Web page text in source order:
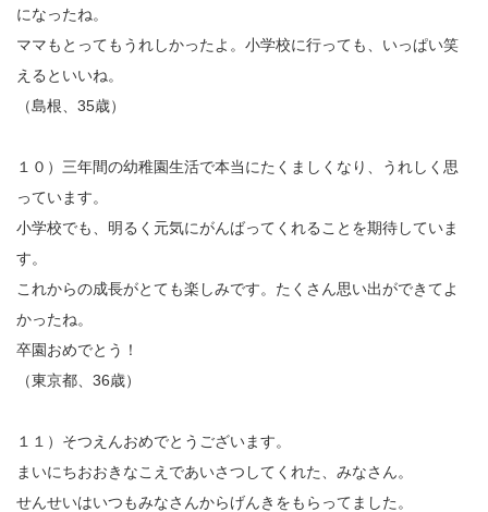
になったね。
ママもとってもうれしかったよ。小学校に行っても、いっぱい笑
えるといいね。
（島根、35歳）
１０）三年間の幼稚園生活で本当にたくましくなり、うれしく思
っています。
小学校でも、明るく元気にがんばってくれることを期待していま
す。
これからの成長がとても楽しみです。たくさん思い出ができてよ
かったね。
卒園おめでとう！
（東京都、36歳）
１１）そつえんおめでとうございます。
まいにちおおきなこえであいさつしてくれた、みなさん。
せんせいはいつもみなさんからげんきをもらってました。